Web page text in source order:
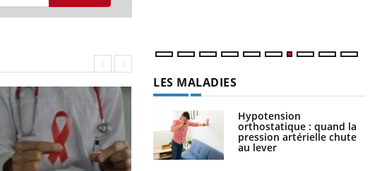
LES MALADIES
Hypotension
orthostatique : quand la
pression artérielle chute
au lever